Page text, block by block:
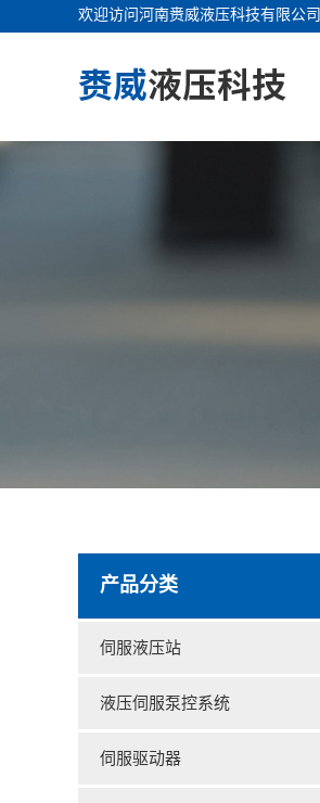
欢迎访问河南赉威液压科技有限公
产品分类
伺服液压站
液压伺服泵控系统
伺服驱动器